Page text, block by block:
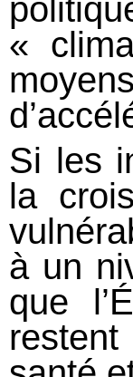
«
Si les
la
à un
que